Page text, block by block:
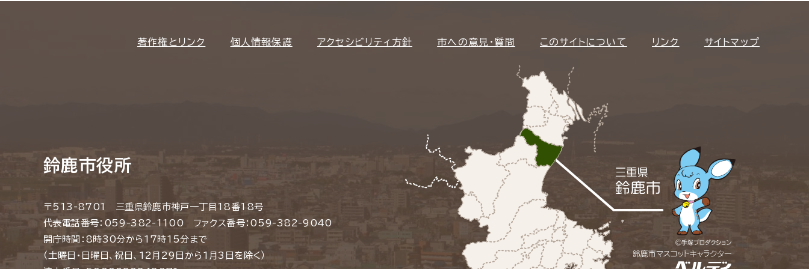
著作権とリンク 個人情報保護 アクセシビリティ方針 市への意見・質問 このサイトについて リンク サイトマップ
鈴鹿市役所
〒513-8701 三重県鈴鹿市神戸一丁目18番18号
代表電話番号：059-382-1100 ファクス番号：059-382-9040
開庁時間：8時30分から17時15分まで
（土曜日・日曜日、祝日、12月29日から1月3日を除く）